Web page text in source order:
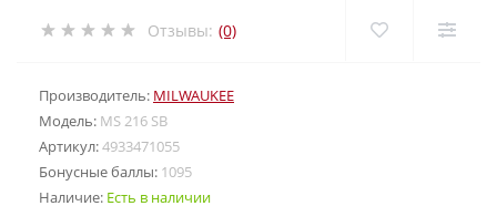
Отзывы: (0)
Производитель: MILWAUKEE
Модель: MS 216 SB
Артикул:4933471055
Бонусные баллы: 1095
Наличие: Есть в наличии